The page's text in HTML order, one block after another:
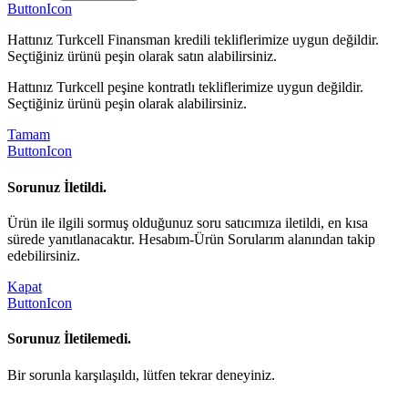
ButtonIcon
Hattınız Turkcell Finansman kredili tekliflerimize uygun değildir.
Seçtiğiniz ürünü peşin olarak satın alabilirsiniz.
Hattınız Turkcell peşine kontratlı tekliflerimize uygun değildir.
Seçtiğiniz ürünü peşin olarak alabilirsiniz.
Tamam
ButtonIcon
Sorunuz İletildi.
Ürün ile ilgili sormuş olduğunuz soru satıcımıza iletildi, en kısa
sürede yanıtlanacaktır. Hesabım-Ürün Sorularım alanından takip
edebilirsiniz.
Kapat
ButtonIcon
Sorunuz İletilemedi.
Bir sorunla karşılaşıldı, lütfen tekrar deneyiniz.